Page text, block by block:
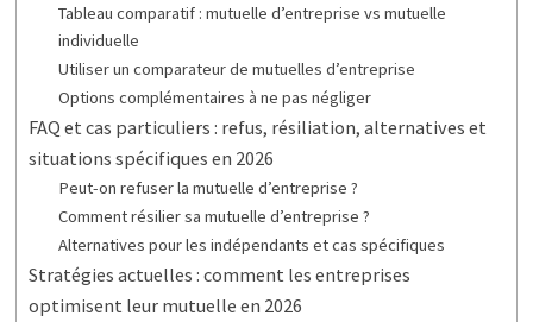
Tableau comparatif : mutuelle d’entreprise vs mutuelle
individuelle
Utiliser un comparateur de mutuelles d’entreprise
Options complémentaires à ne pas négliger
FAQ et cas particuliers : refus, résiliation, alternatives et
situations spécifiques en 2026
Peut-on refuser la mutuelle d’entreprise ?
Comment résilier sa mutuelle d’entreprise ?
Alternatives pour les indépendants et cas spécifiques
Stratégies actuelles : comment les entreprises
optimisent leur mutuelle en 2026